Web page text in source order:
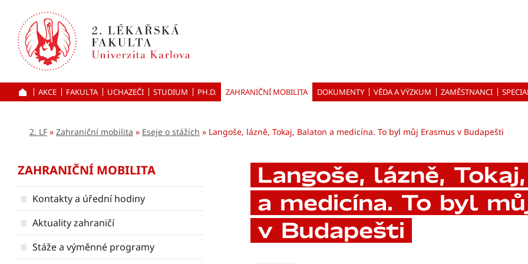
k hlavnímu
obsahu
ÚVOD
AKCE FAKULTA UCHAZEČI STUDIUM PH.D. ZAHRANIČNÍ MOBILITA DOKUMENTY VĚDA A VÝZKUM ZAMĚSTNANCI
2. LF Zahraniční mobilita Eseje o stážích Langoše, lázně, Tokaj, Balaton a medicína. To byl můj Erasmus v Budapešti
ZAHRANIČNÍ MOBILITA
Kontakty a úřední hodiny
Aktuality zahraničí
Stáže a výměnné programy
Langoše, lázně,
a medicína. To byl
v Budapešti